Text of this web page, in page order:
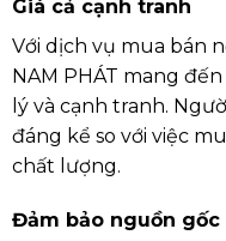
Giá cả cạnh tranh
Với dịch vụ mua bán
NAM PHÁT mang
lý và cạnh tranh.
đáng kể so với việc
chất lượng.
Đảm bảo nguồn gốc